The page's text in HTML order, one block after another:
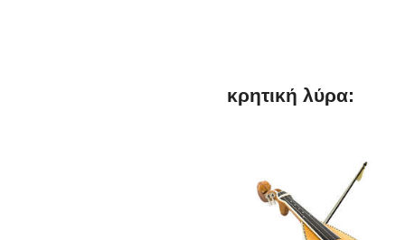
κρητική λύρα: